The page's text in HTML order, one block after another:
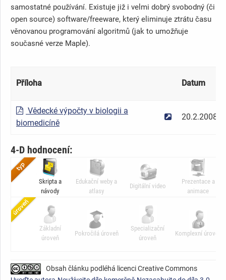
samostatné používání. Existuje již i velmi dobrý svobodný (či
open source) software/freeware, který eliminuje ztrátu času
věnovanou programování algoritmů (jak to umožňuje
současné verze Maple).
Příloha Datum
Vědecké výpočty v biologii a
biomedicíně
20.2.2008
4-D hodnocení:
Skripta a
návody
Edukační weby a
atlasy
Digitální video
Prezentace a
animace
Základní
úroveň
Pokročilá úroveň
Specializační
úroveň
Komplexní úroveň
Obsah článku podléhá licenci Creative Commons